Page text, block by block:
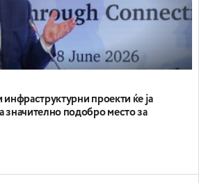
проекти ќе ја
значително подобро место за